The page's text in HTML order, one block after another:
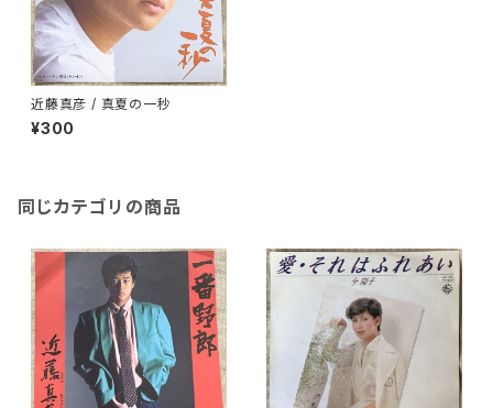
近藤真彦 / 真夏の一秒
¥300
同じカテゴリの商品